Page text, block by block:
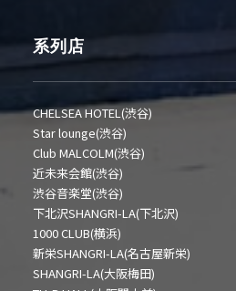
系列店
CHELSEA HOTEL(渋谷)
Star lounge(渋谷)
Club MALCOLM(渋谷)
近未来会館(渋谷)
渋谷音楽堂(渋谷)
下北沢SHANGRI-LA(下北沢)
1000 CLUB(横浜)
新栄SHANGRI-LA(名古屋新栄)
SHANGRI-LA(大阪梅田)